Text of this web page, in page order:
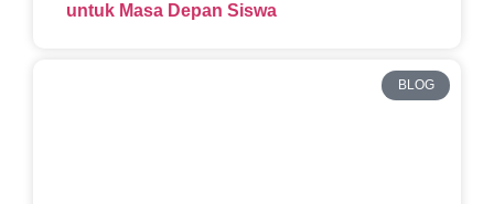
untuk Masa Depan Siswa
BLOG